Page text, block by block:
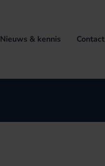
Nieuws & kennis Contact